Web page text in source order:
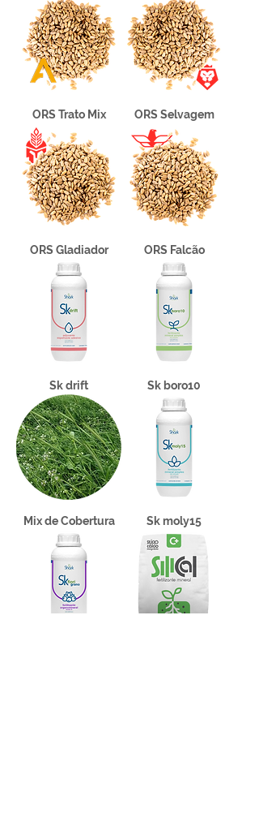
ORS Trato Mix ORS Selvagem
ORS Gladiador ORS Falcão
Sk drift Sk boro10
Mix de Cobertura Sk moly15